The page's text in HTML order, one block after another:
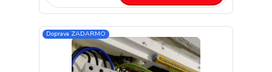
Doprava ZADARMO